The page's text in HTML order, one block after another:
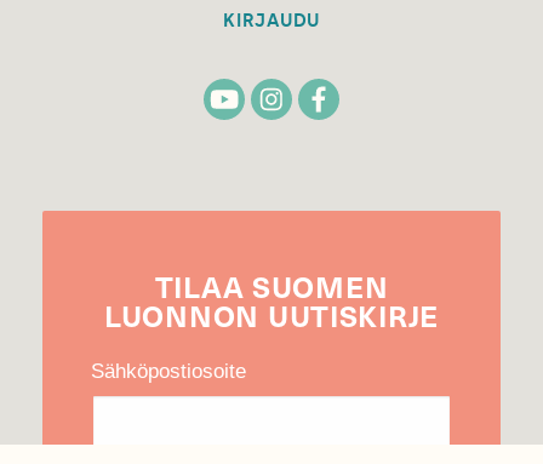
KIRJAUDU
TILAA SUOMEN
LUONNON UUTIS­KIRJE
Sähköpostiosoite